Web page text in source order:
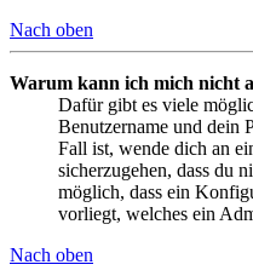
Nach oben
Warum kann ich mich nicht
Dafür gibt es viele
Benutzername und dein
Fall ist, wende dich an
sicherzugehen, dass du
möglich, dass ein
vorliegt, welches ein
Nach oben